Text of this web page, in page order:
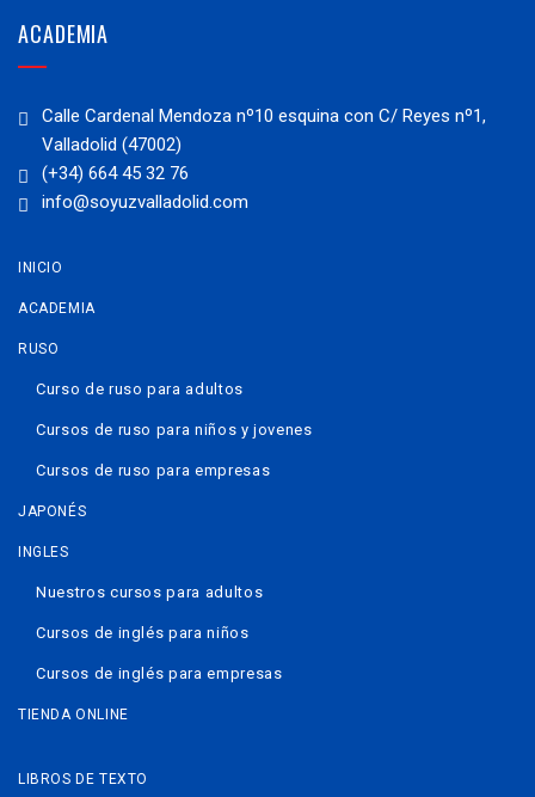
ACADEMIA
Calle Cardenal Mendoza nº10 esquina con C/ Reyes nº1,
Valladolid (47002)
(+34) 664 45 32 76
info@soyuzvalladolid.com
INICIO
ACADEMIA
RUSO
Curso de ruso para adultos
Cursos de ruso para niños y jovenes
Cursos de ruso para empresas
JAPONÉS
INGLES
Nuestros cursos para adultos
Cursos de inglés para niños
Cursos de inglés para empresas
TIENDA ONLINE
LIBROS DE TEXTO